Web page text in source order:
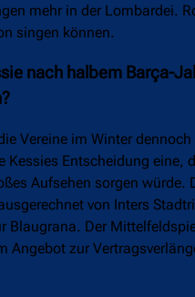
mehr in der Lombardei.
singen können.
nach halbem Barça-
Vereine im Winter
Kessies Entscheidung eine,
Aufsehen sorgen würde.
von Inters
Blaugrana. Der
Angebot zur